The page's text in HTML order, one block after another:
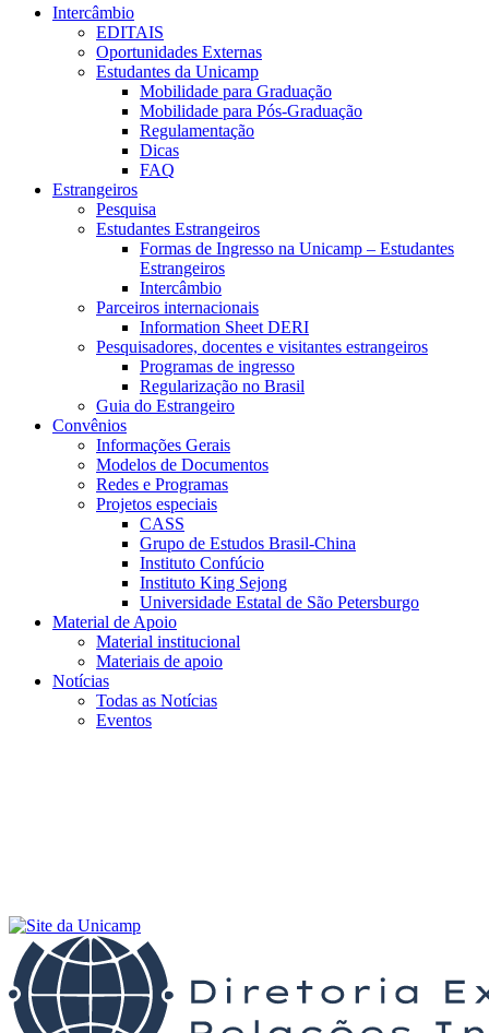
Intercâmbio
EDITAIS
Oportunidades Externas
Estudantes da Unicamp
Mobilidade para Graduação
Mobilidade para Pós-Graduação
Regulamentação
Dicas
FAQ
Estrangeiros
Pesquisa
Estudantes Estrangeiros
Formas de Ingresso na Unicamp – Estudantes
Estrangeiros
Intercâmbio
Parceiros internacionais
Information Sheet DERI
Pesquisadores, docentes e visitantes estrangeiros
Programas de ingresso
Regularização no Brasil
Guia do Estrangeiro
Convênios
Informações Gerais
Modelos de Documentos
Redes e Programas
Projetos especiais
CASS
Grupo de Estudos Brasil-China
Instituto Confúcio
Instituto King Sejong
Universidade Estatal de São Petersburgo
Material de Apoio
Material institucional
Materiais de apoio
Notícias
Todas as Notícias
Eventos